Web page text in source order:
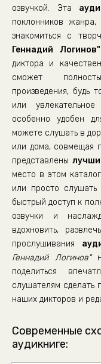
озвучкой. Эта
поклонников
знакомиться с
Геннадий Логинов"
диктора и
сможет
произведения, будь
или
особенно удобен
можете слушать в
или дома, совмещая
представлены
место в этом
или просто
быстрый доступ к
озвучки и
вдохновить,
прослушивания
Геннадий Логинов"
поделиться
слушателям сделать
наших дикторов и
Современные
аудикниге: